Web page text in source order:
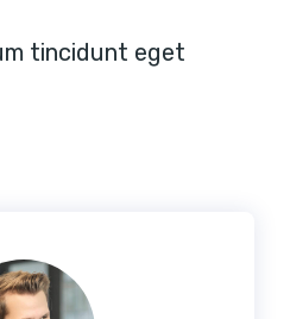
tincidunt eget